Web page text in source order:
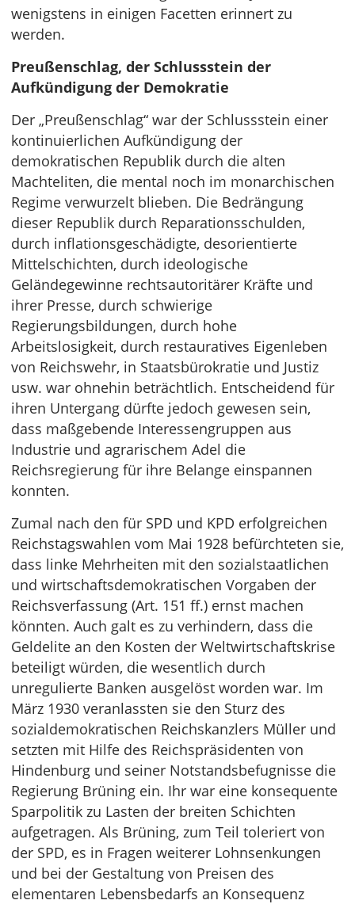
wenigstens in einigen Facetten erinnert zu
werden.
Preußenschlag, der Schlussstein der
Aufkündigung der Demokratie
Der „Preußenschlag“ war der Schlussstein einer
kontinuierlichen Aufkündigung der
demokratischen Republik durch die alten
Machteliten, die mental noch im monarchischen
Regime verwurzelt blieben. Die Bedrängung
dieser Republik durch Reparationsschulden,
durch inflationsgeschädigte, desorientierte
Mittelschichten, durch ideologische
Geländegewinne rechtsautoritärer Kräfte und
ihrer Presse, durch schwierige
Regierungsbildungen, durch hohe
Arbeitslosigkeit, durch restauratives Eigenleben
von Reichswehr, in Staatsbürokratie und Justiz
usw. war ohnehin beträchtlich. Entscheidend für
ihren Untergang dürfte jedoch gewesen sein,
dass maßgebende Interessengruppen aus
Industrie und agrarischem Adel die
Reichsregierung für ihre Belange einspannen
konnten.
Zumal nach den für SPD und KPD erfolgreichen
Reichstagswahlen vom Mai 1928 befürchteten sie,
dass linke Mehrheiten mit den sozialstaatlichen
und wirtschaftsdemokratischen Vorgaben der
Reichsverfassung (Art. 151 ff.) ernst machen
könnten. Auch galt es zu verhindern, dass die
Geldelite an den Kosten der Weltwirtschaftskrise
beteiligt würden, die wesentlich durch
unregulierte Banken ausgelöst worden war. Im
März 1930 veranlassten sie den Sturz des
sozialdemokratischen Reichskanzlers Müller und
setzten mit Hilfe des Reichspräsidenten von
Hindenburg und seiner Notstandsbefugnisse die
Regierung Brüning ein. Ihr war eine konsequente
Sparpolitik zu Lasten der breiten Schichten
aufgetragen. Als Brüning, zum Teil toleriert von
der SPD, es in Fragen weiterer Lohnsenkungen
und bei der Gestaltung von Preisen des
elementaren Lebensbedarfs an Konsequenz